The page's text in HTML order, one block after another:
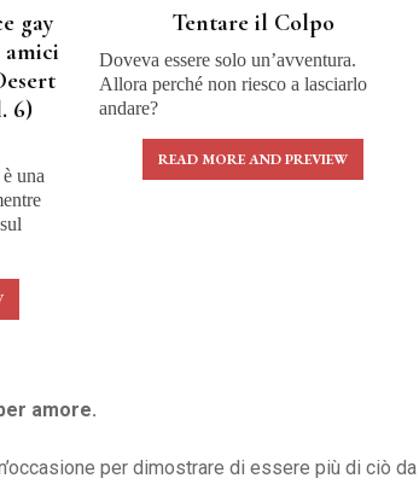
gay
amici
6)
una
Tentare il Colpo
Doveva essere solo un’avventura.
Allora perché non riesco a lasciarlo
andare?
READ MORE AND PREVIEW
amore.
per dimostrare di essere più di ciò